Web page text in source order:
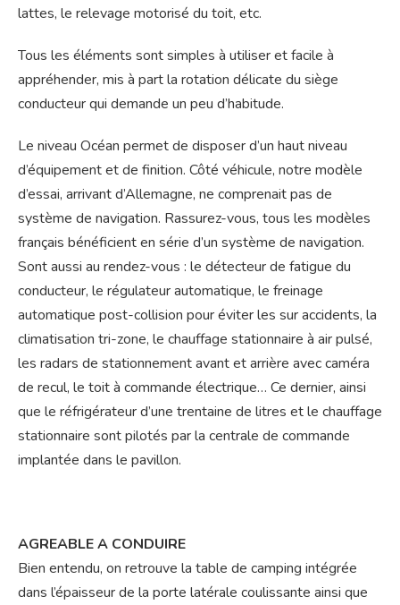
lattes, le relevage motorisé du toit, etc.
Tous les éléments sont simples à utiliser et facile à
appréhender, mis à part la rotation délicate du siège
conducteur qui demande un peu d’habitude.
Le niveau Océan permet de disposer d’un haut niveau
d’équipement et de finition. Côté véhicule, notre modèle
d’essai, arrivant d’Allemagne, ne comprenait pas de
système de navigation. Rassurez-vous, tous les modèles
français bénéficient en série d’un système de navigation.
Sont aussi au rendez-vous : le détecteur de fatigue du
conducteur, le régulateur automatique, le freinage
automatique post-collision pour éviter les sur accidents, la
climatisation tri-zone, le chauffage stationnaire à air pulsé,
les radars de stationnement avant et arrière avec caméra
de recul, le toit à commande électrique… Ce dernier, ainsi
que le réfrigérateur d’une trentaine de litres et le chauffage
stationnaire sont pilotés par la centrale de commande
implantée dans le pavillon.
AGREABLE A CONDUIRE
Bien entendu, on retrouve la table de camping intégrée
dans l’épaisseur de la porte latérale coulissante ainsi que